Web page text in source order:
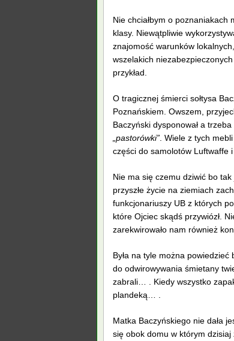
Nie chciałbym o
klasy. Niewątpliwie
znajomość warunków
wszelakich
przykład.
O tragicznej śmierci sołtysa
Poznańskiem. Owszem,
Baczyński dysponował a
„pastorówki”. Wiele z tych
części do samolotów Luftwaffe
Nie ma się czemu dziwić bo
przyszłe życie na ziemiach
funkcjonariuszy UB z których
które Ojciec skądś przywiózł.
zarekwirowało nam również
Była na tyle można
do odwirowywania śmietany
zabrali… . Kiedy wszystko
plandeką… .
Matka Baczyńskiego nie dała
się obok domu w którym dzisiaj